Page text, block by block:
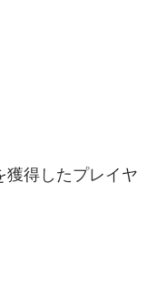
獲得したプレイヤ